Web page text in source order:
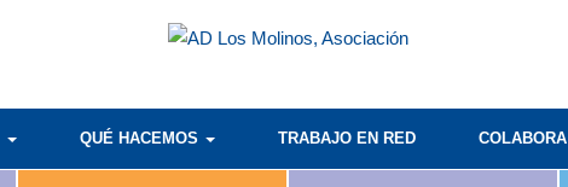
QUÉ HACEMOS TRABAJO EN RED COLABORA